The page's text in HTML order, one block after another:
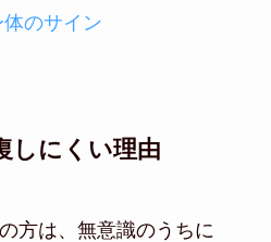
のサイン
しにくい理由
方は、無意識のうちに